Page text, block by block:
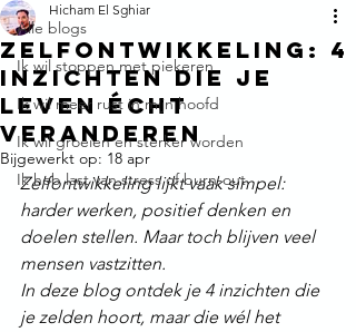
Alle blogs
Ik wil stoppen met piekeren
Ik wil meer rust in mijn hoofd
Ik wil groeien en sterker worden
Ik heb last van stress of burn-out
Zelfontwikkeling: 4
inzichten die je
leven écht
veranderen
Hicham El Sghiar
Bijgewerkt op: 18 apr
Zelfontwikkeling lijkt vaak simpel:
harder werken, positief denken en
doelen stellen. Maar toch blijven veel
mensen vastzitten.
In deze blog ontdek je 4 inzichten die
je zelden hoort, maar die wél het